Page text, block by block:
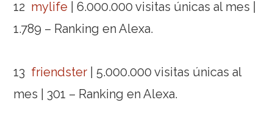
12 mylife | 6.000.000 visitas únicas al mes |
1.789 – Ranking en Alexa.
13 friendster | 5.000.000 visitas únicas al
mes | 301 – Ranking en Alexa.